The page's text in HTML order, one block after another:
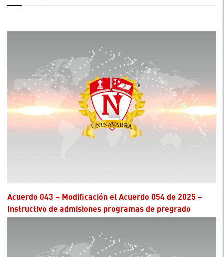
Acuerdo 043 – Modificación el Acuerdo 054 de 2025 –
Instructivo de admisiones programas de pregrado